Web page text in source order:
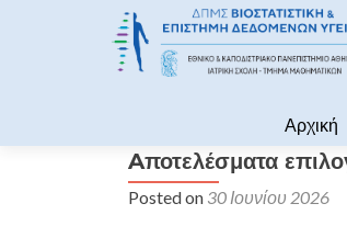
Αρχική
Aποτελέσματα
Posted on 30 Ιουνίου 2026